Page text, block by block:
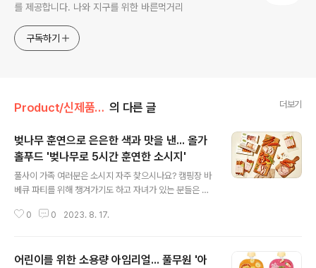
를 제공합니다. 나와 지구를 위한 바른먹거리
구독하기
Product/신제품 인사드려요! 의 다른 글 더보기
벚나무 훈연으로 은은한 색과 맛을 낸... 올가
홀푸드 '벚나무로 5시간 훈연한 소시지'
풀사이 가족 여러분은 소시지 자주 찾으시나요? 캠핑장 바
베큐 파티를 위해 챙겨가기도 하고 자녀가 있는 분들은 아
지는 가공 조리식품이다 보니 아이들에게 줄 때 어느 정도
안심하고 먹을 수 있는 좋은 제품들의 인기가 높아지고 있
0 0 2023. 8. 17.
어린이를 위한 소용량 아임리얼... 풀무원 '아